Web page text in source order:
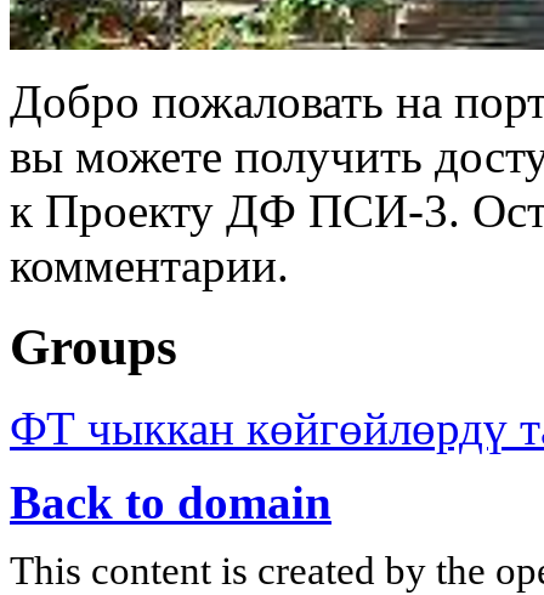
Добро пожаловать на
вы можете получить
к Проекту ДФ ПСИ-3.
комментарии.
Groups
ФТ чыккан көйгөйлөрдү
Back to domain
This content is created by the